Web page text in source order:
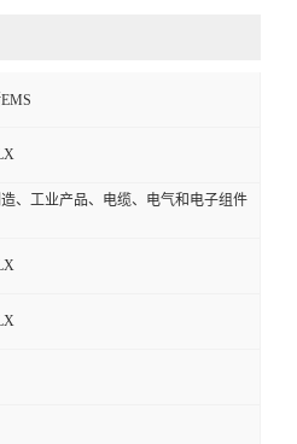
、工业产品、电缆、电气和电子组件